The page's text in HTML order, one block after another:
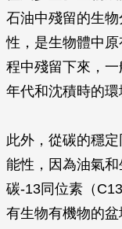
石油中殘留的生
性，是生物體中
程中殘留下來，一
年代和沈積時的環
此外，從碳的穩
能性，因為油氣
碳-13同位素（
有生物有機物的